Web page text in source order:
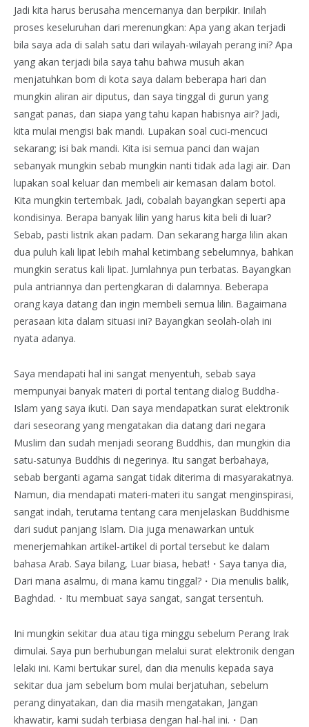
Jadi kita harus berusaha mencernanya dan berpikir. Inilah
proses keseluruhan dari merenungkan: Apa yang akan terjadi
bila saya ada di salah satu dari wilayah-wilayah perang ini? Apa
yang akan terjadi bila saya tahu bahwa musuh akan
menjatuhkan bom di kota saya dalam beberapa hari dan
mungkin aliran air diputus, dan saya tinggal di gurun yang
sangat panas, dan siapa yang tahu kapan habisnya air? Jadi,
kita mulai mengisi bak mandi. Lupakan soal cuci-mencuci
sekarang; isi bak mandi. Kita isi semua panci dan wajan
sebanyak mungkin sebab mungkin nanti tidak ada lagi air. Dan
lupakan soal keluar dan membeli air kemasan dalam botol.
Kita mungkin tertembak. Jadi, cobalah bayangkan seperti apa
kondisinya. Berapa banyak lilin yang harus kita beli di luar?
Sebab, pasti listrik akan padam. Dan sekarang harga lilin akan
dua puluh kali lipat lebih mahal ketimbang sebelumnya, bahkan
mungkin seratus kali lipat. Jumlahnya pun terbatas. Bayangkan
pula antriannya dan pertengkaran di dalamnya. Beberapa
orang kaya datang dan ingin membeli semua lilin. Bagaimana
perasaan kita dalam situasi ini? Bayangkan seolah-olah ini
nyata adanya.
Saya mendapati hal ini sangat menyentuh, sebab saya
mempunyai banyak materi di portal tentang dialog Buddha-
Islam yang saya ikuti. Dan saya mendapatkan surat elektronik
dari seseorang yang mengatakan dia datang dari negara
Muslim dan sudah menjadi seorang Buddhis, dan mungkin dia
satu-satunya Buddhis di negerinya. Itu sangat berbahaya,
sebab berganti agama sangat tidak diterima di masyarakatnya.
Namun, dia mendapati materi-materi itu sangat menginspirasi,
sangat indah, terutama tentang cara menjelaskan Buddhisme
dari sudut panjang Islam. Dia juga menawarkan untuk
menerjemahkan artikel-artikel di portal tersebut ke dalam
bahasa Arab. Saya bilang, Luar biasa, hebat!・Saya tanya dia,
Dari mana asalmu, di mana kamu tinggal?・Dia menulis balik,
Baghdad.・Itu membuat saya sangat, sangat tersentuh.
Ini mungkin sekitar dua atau tiga minggu sebelum Perang Irak
dimulai. Saya pun berhubungan melalui surat elektronik dengan
lelaki ini. Kami bertukar surel, dan dia menulis kepada saya
sekitar dua jam sebelum bom mulai berjatuhan, sebelum
perang dinyatakan, dan dia masih mengatakan, Jangan
khawatir, kami sudah terbiasa dengan hal-hal ini.・Dan